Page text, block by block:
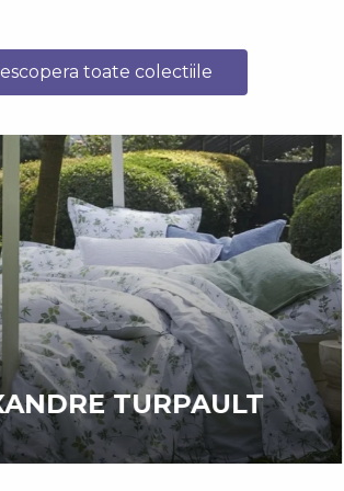
toate colectiile
TURPAULT